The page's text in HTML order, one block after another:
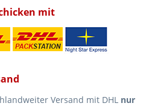
mit
Versand mit DHL nur